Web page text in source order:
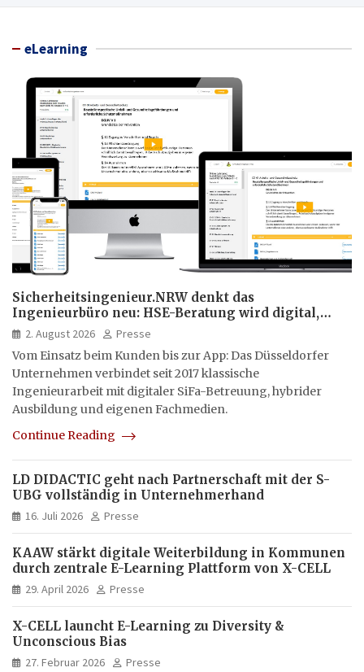
eLearning
Sicherheitsingenieur.NRW denkt das
Ingenieurbüro neu: HSE-Beratung wird digital,
hybrid und multimedial
2. August 2026
Presse
Vom Einsatz beim Kunden bis zur App: Das Düsseldorfer
Unternehmen verbindet seit 2017 klassische
Ingenieurarbeit mit digitaler SiFa-Betreuung, hybrider
Ausbildung und eigenen Fachmedien.
Continue Reading
LD DIDACTIC geht nach Partnerschaft mit der S-
UBG vollständig in Unternehmerhand
16. Juli 2026 Presse
KAAW stärkt digitale Weiterbildung in Kommunen
durch zentrale E-Learning Plattform von X-CELL
29. April 2026 Presse
X-CELL launcht E-Learning zu Diversity &
Unconscious Bias
27. Februar 2026 Presse